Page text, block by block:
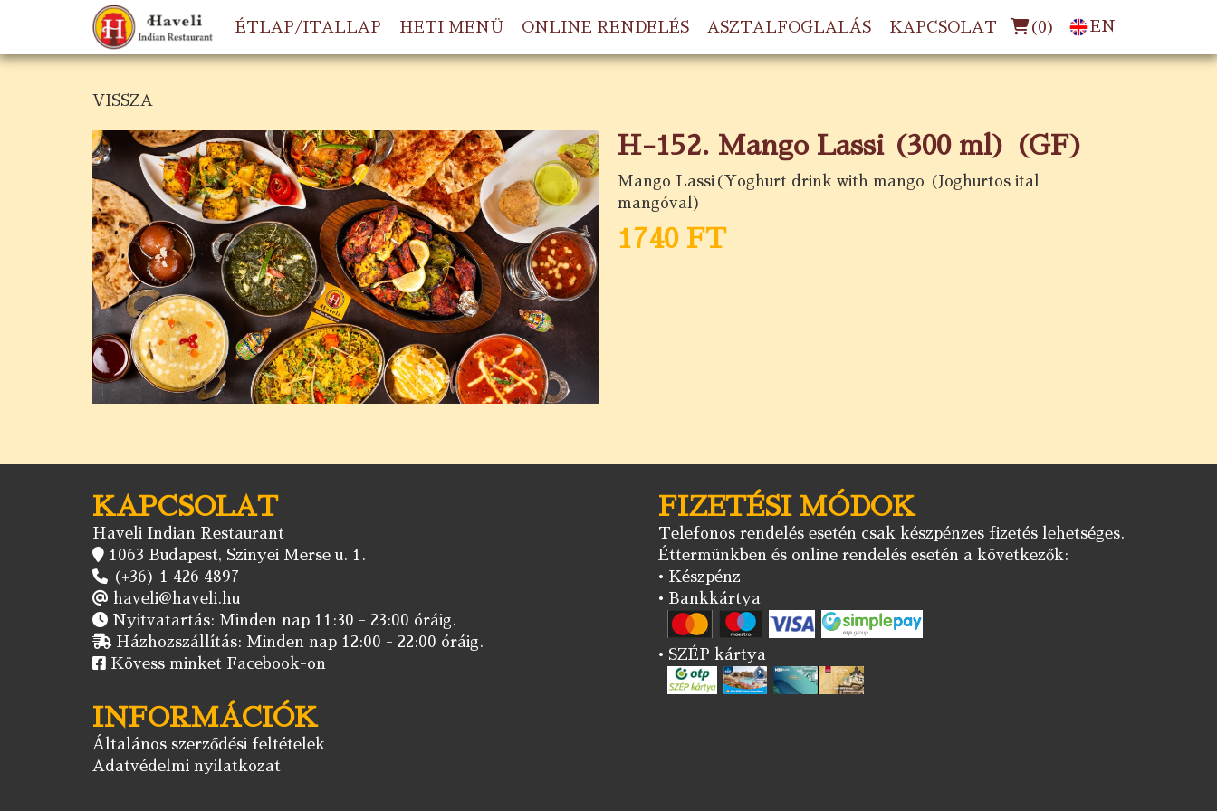
ÉTLAP/ITALLAP HETI MENÜ ONLINE RENDELÉS ASZTALFOGLALÁS KAPCSOLAT (0) EN
VISSZA
H-152. Mango Lassi (300 ml) (GF)
Mango Lassi(Yoghurt drink with mango (Joghurtos ital
mangóval)
1740 FT
KAPCSOLAT
Haveli Indian Restaurant
1063 Budapest, Szinyei Merse u. 1.
(+36) 1 426 4897
haveli@haveli.hu
Nyitvatartás: Minden nap 11:30 - 23:00 óráig.
Házhozszállítás: Minden nap 12:00 - 22:00 óráig.
Kövess minket Facebook-on
INFORMÁCIÓK
Általános szerződési feltételek
Adatvédelmi nyilatkozat
FIZETÉSI MÓDOK
Telefonos rendelés esetén csak készpénzes fizetés lehetséges.
Éttermünkben és online rendelés esetén a következők:
• Készpénz
• Bankkártya
• SZÉP kártya